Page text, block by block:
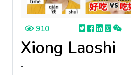
910
Xiong Laoshi
-